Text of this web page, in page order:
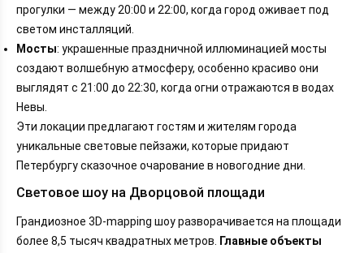
прогулки — между 20:00 и 22:00, когда город оживает под
светом инсталляций.
Мосты: украшенные праздничной иллюминацией мосты
создают волшебную атмосферу, особенно красиво они
выглядят с 21:00 до 22:30, когда огни отражаются в водах
Невы.
Эти локации предлагают гостям и жителям города
уникальные световые пейзажи, которые придают
Петербургу сказочное очарование в новогодние дни.
Световое шоу на Дворцовой площади
Грандиозное 3D-mapping шоу разворачивается на площади
более 8,5 тысяч квадратных метров.
Главные объекты